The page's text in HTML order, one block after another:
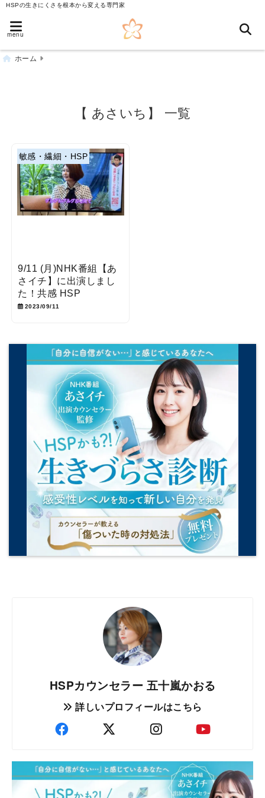
HSPの生きにくさを根本から変える専門家
menu
ホーム
【 あさいち】 一覧
敏感・繊細・HSP
9/11 (月)NHK番組【あ
さイチ】に出演しまし
た！共感 HSP
2023/09/11
HSPカウンセラー 五十嵐かおる
詳しいプロフィールはこちら